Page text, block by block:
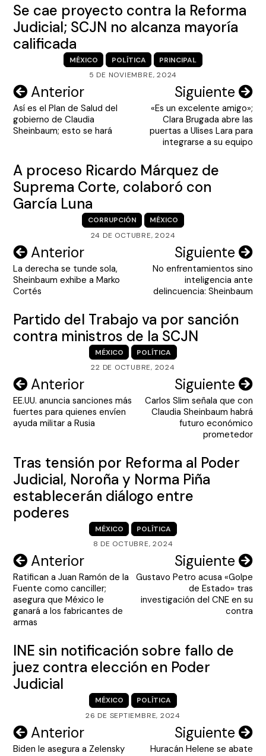
Se cae proyecto contra la Reforma
Judicial; SCJN no alcanza mayoría
calificada
MÉXICO POLÍTICA
PRINCIPAL
5 DE NOVIEMBRE, 2024
Navegación
de
entradas
Anterior
Así es el Plan de Salud del
gobierno de Claudia
Sheinbaum; esto se hará
Siguiente
«Es un excelente amigo»;
Clara Brugada abre las
puertas a Ulises Lara para
integrarse a su equipo
A proceso Ricardo Márquez de
Suprema Corte, colaboró con
García Luna
CORRUPCIÓN
MÉXICO
24 DE OCTUBRE, 2024
Navegación
de
entradas
Anterior
La derecha se tunde sola,
Sheinbaum exhibe a Marko
Cortés
Siguiente
No enfrentamientos sino
inteligencia ante
delincuencia: Sheinbaum
Partido del Trabajo va por sanción
contra ministros de la SCJN
MÉXICO
POLÍTICA
22 DE OCTUBRE, 2024
Navegación
de
entradas
Anterior
EE.UU. anuncia sanciones más
fuertes para quienes envíen
ayuda militar a Rusia
Siguiente
Carlos Slim señala que con
Claudia Sheinbaum habrá
futuro económico
prometedor
Tras tensión por Reforma al Poder
Judicial, Noroña y Norma Piña
establecerán diálogo entre
poderes
MÉXICO
POLÍTICA
8 DE OCTUBRE, 2024
Navegación
de
entradas
Anterior
Ratifican a Juan Ramón de la
Fuente como canciller;
asegura que México le
ganará a los fabricantes de
armas
Siguiente
Gustavo Petro acusa «Golpe
de Estado» tras
investigación del CNE en su
contra
INE sin notificación sobre fallo de
juez contra elección en Poder
Judicial
MÉXICO
POLÍTICA
26 DE SEPTIEMBRE, 2024
Navegación
Anterior
Biden le asegura a Zelensky
Siguiente
Huracán Helene se abate